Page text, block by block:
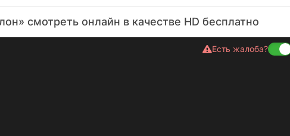
смотреть онлайн в качестве HD бесплатно
Есть жалоба?